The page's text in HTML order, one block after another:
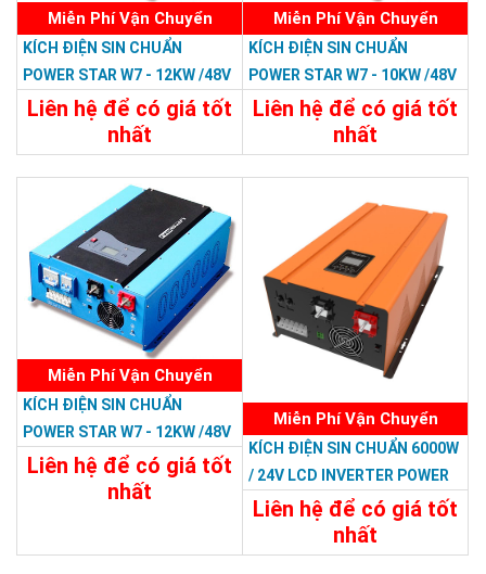
Miễn Phí Vận Chuyển
KÍCH ĐIỆN SIN CHUẨN
POWER STAR W7 - 12KW /48V
LCD
Liên hệ để có giá tốt
nhất
35.988.000đ
Đặt Mua
Miễn Phí Vận Chuyển
KÍCH ĐIỆN SIN CHUẨN
POWER STAR W7 - 10KW /48V
LCD
Liên hệ để có giá tốt
nhất
33.588.000đ
Miễn Phí Vận Chuyển
KÍCH ĐIỆN SIN CHUẨN
POWER STAR W7 - 12KW /48V
Liên hệ để có giá tốt
nhất
Chi Tiết Đặt Mua
Miễn Phí Vận Chuyển
KÍCH ĐIỆN SIN CHUẨN 6000W
/ 24V LCD INVERTER POWER
RP
Liên hệ để có giá tốt
nhất
22.788.000đ